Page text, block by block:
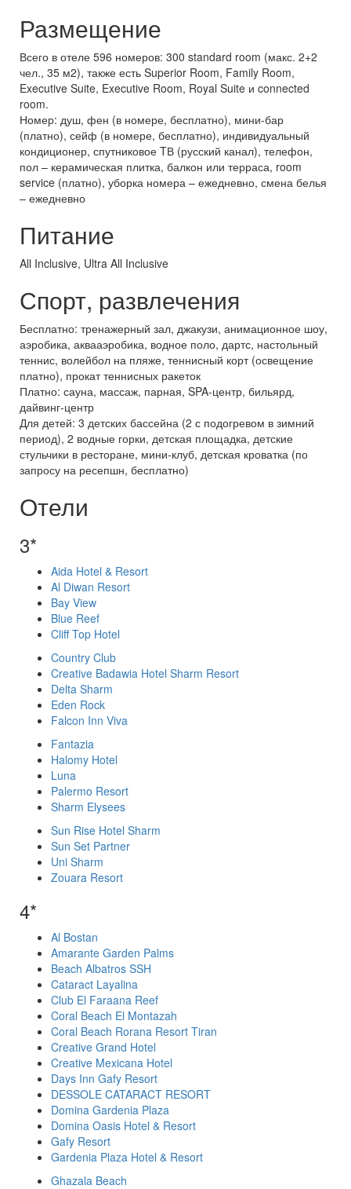
Размещение
Всего в отеле 596 номеров: 300 standard room (макс. 2+2
чел., 35 м2), также есть Superior Room, Family Room,
Executive Suite, Executive Room, Royal Suite и connected
room.
Номер: душ, фен (в номере, бесплатно), мини-бар
(платно), сейф (в номере, бесплатно), индивидуальный
кондиционер, спутниковое TВ (русский канал), телефон,
пол – керамическая плитка, балкон или терраса, room
service (платно), уборка номера – ежедневно, смена белья
– ежедневно
Питание
All Inclusive, Ultra All Inclusive
Спорт, развлечения
Бесплатно: тренажерный зал, джакузи, анимационное шоу,
аэробика, аквааэробика, водное поло, дартс, настольный
теннис, волейбол на пляже, теннисный корт (освещение
платно), прокат теннисных ракеток
Платно: сауна, массаж, парная, SPA-центр, бильярд,
дайвинг-центр
Для детей: 3 детских бассейна (2 с подогревом в зимний
период), 2 водные горки, детская площадка, детские
стульчики в ресторане, мини-клуб, детская кроватка (по
запросу на ресепшн, бесплатно)
Отели
3*
Aida Hotel & Resort
Al Diwan Resort
Bay View
Blue Reef
Cliff Top Hotel
Country Club
Creative Badawia Hotel Sharm Resort
Delta Sharm
Eden Rock
Falcon Inn Viva
Fantazia
Halomy Hotel
Luna
Palermo Resort
Sharm Elysees
Sun Rise Hotel Sharm
Sun Set Partner
Uni Sharm
Zouara Resort
4*
Al Bostan
Amarante Garden Palms
Beach Albatros SSH
Cataract Layalina
Club El Faraana Reef
Coral Beach El Montazah
Coral Beach Rorana Resort Tiran
Creative Grand Hotel
Creative Mexicana Hotel
Days Inn Gafy Resort
DESSOLE CATARACT RESORT
Domina Gardenia Plaza
Domina Oasis Hotel & Resort
Gafy Resort
Gardenia Plaza Hotel & Resort
Ghazala Beach